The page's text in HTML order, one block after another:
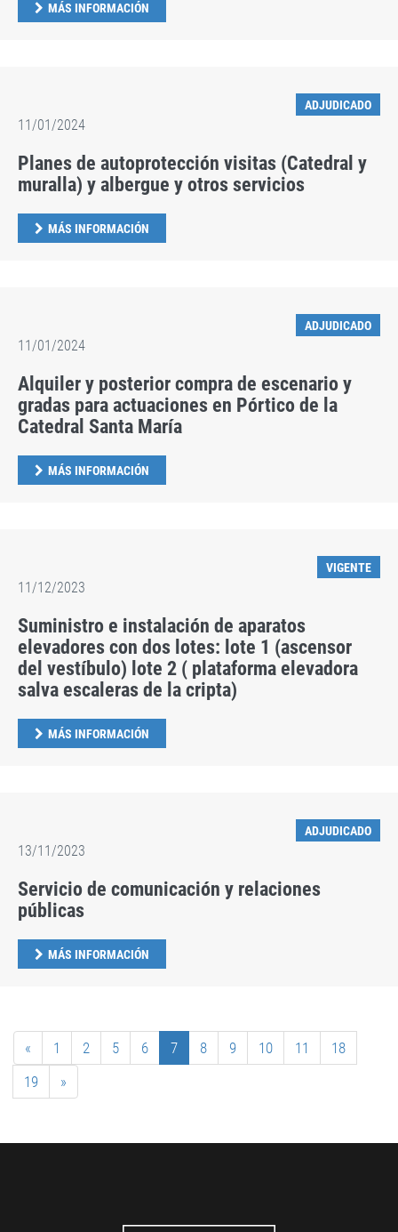
MÁS INFORMACIÓN
ADJUDICADO
11/01/2024
Planes de autoprotección visitas (Catedral y
muralla) y albergue y otros servicios
MÁS INFORMACIÓN
ADJUDICADO
11/01/2024
Alquiler y posterior compra de escenario y
gradas para actuaciones en Pórtico de la
Catedral Santa María
MÁS INFORMACIÓN
VIGENTE
11/12/2023
Suministro e instalación de aparatos
elevadores con dos lotes: lote 1 (ascensor
del vestíbulo) lote 2 ( plataforma elevadora
salva escaleras de la cripta)
MÁS INFORMACIÓN
ADJUDICADO
13/11/2023
Servicio de comunicación y relaciones
públicas
MÁS INFORMACIÓN
« 1 2 5 6 7 8 9 10 11
18
19
»